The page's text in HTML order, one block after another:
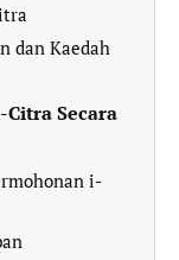
dan Kaedah
Secara
i-